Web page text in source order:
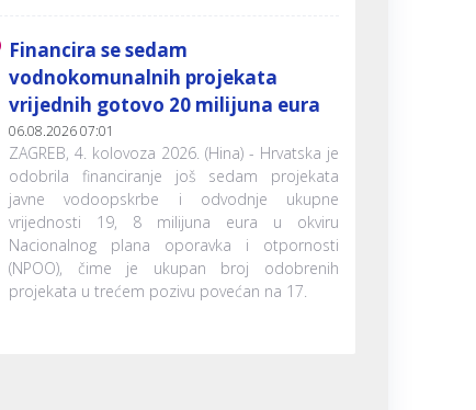
Financira se sedam
vodnokomunalnih projekata
vrijednih gotovo 20 milijuna eura
06.08.2026 07:01
ZAGREB, 4. kolovoza 2026. (Hina) - Hrvatska je
odobrila financiranje još sedam projekata
javne vodoopskrbe i odvodnje ukupne
vrijednosti 19, 8 milijuna eura u okviru
Nacionalnog plana oporavka i otpornosti
(NPOO), čime je ukupan broj odobrenih
projekata u trećem pozivu povećan na 17.